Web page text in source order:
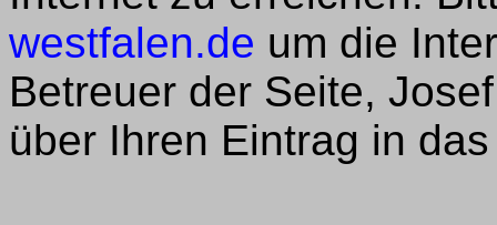
westfalen.de um die
Betreuer der Seite,
über Ihren Eintrag in